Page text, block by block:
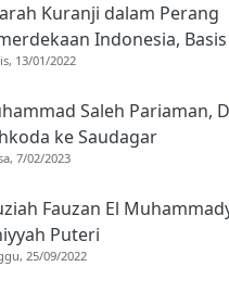
Kuranji dalam Perang
Indonesia,
13/01/2022
Saleh Pariaman,
ke Saudagar
7/02/2023
Fauzan El
Puteri
25/09/2022